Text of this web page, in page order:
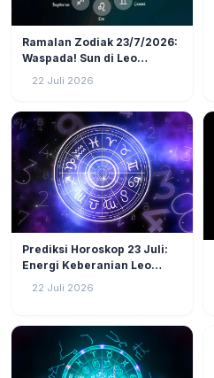
Ramalan Zodiak 23/7/2026:
Waspada! Sun di Leo
Kuadrat Bulan di Scorpio, 4
22 Juli 2026
Prediksi Horoskop 23 Juli:
Energi Keberanian Leo
22 Juli 2026